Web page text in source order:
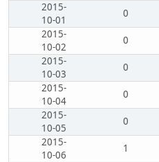
2015-
10-01
0
2015-
10-02
0
2015-
10-03
0
2015-
10-04
0
2015-
10-05
0
2015-
10-06
1